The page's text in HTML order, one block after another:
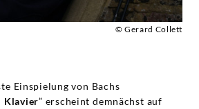
© Gerard Collett
Einspielung von Bachs
Klavier” erscheint demnächst auf